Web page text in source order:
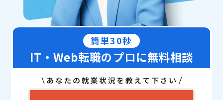
簡単30秒
IT・Web転職のプロに無料相談